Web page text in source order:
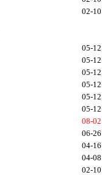
02-10
05-12
05-12
05-12
05-12
05-12
05-12
08-02
06-26
04-16
04-08
02-10